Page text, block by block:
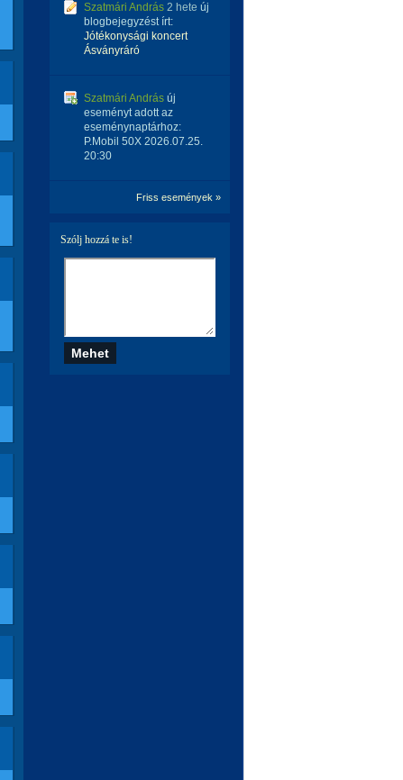
Szatmári András 2 hete új
blogbejegyzést írt:
Jótékonysági koncert
Ásványráró
Szatmári András új
eseményt adott az
eseménynaptárhoz:
P.Mobil 50X 2026.07.25.
20:30
Friss események »
Szólj hozzá te is!